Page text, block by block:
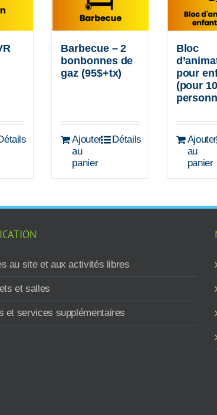
Barbecue – 2
bonbonnes de
gaz (95$+tx)
Ajouter
au
panier
Détails
Bloc
pour
(pour
Ajouter
au
panier
au site et aux activités libres
et salles
et services supplémentaires